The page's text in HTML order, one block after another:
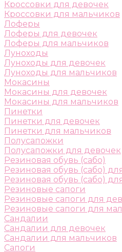
Кроссовки для девочек
Кроссовки для мальчиков
Лоферы
Лоферы для девочек
Лоферы для мальчиков
Луноходы
Луноходы для девочек
Луноходы для мальчиков
Мокасины
Мокасины для девочек
Мокасины для мальчиков
Пинетки
Пинетки для девочек
Пинетки для мальчиков
Полусапожки
Полусапожки для девочек
Резиновая обувь (сабо)
Резиновая обувь (сабо)
Резиновая обувь (сабо)
Резиновые сапоги
Резиновые сапоги для
Резиновые сапоги для
Сандалии
Сандалии для девочек
Сандалии для мальчиков
Сапоги